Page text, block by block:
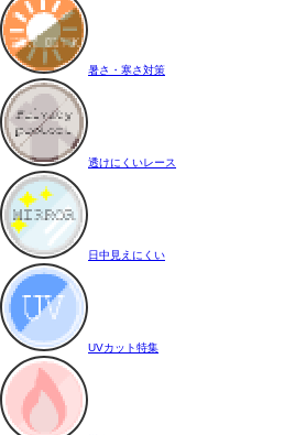
暑さ・寒さ対策
透けにくいレース
日中見えにくい
UVカット特集